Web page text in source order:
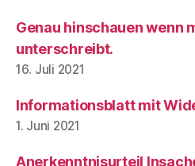
Genau hinschauen wenn
unterschreibt.
16. Juli 2021
Informationsblatt mit
1. Juni 2021
Anerkenntnisurteil